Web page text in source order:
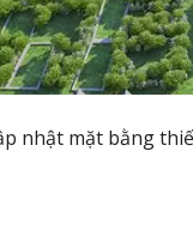
nhật mặt bằng